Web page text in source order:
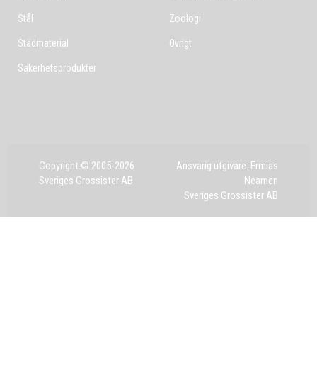
Stål
Städmaterial
Säkerhetsprodukter
Zoologi
Övrigt
Copyright © 2005-2026
Sveriges Grossister AB
Ansvarig utgivare: Ermias
Neamen
Sveriges Grossister AB